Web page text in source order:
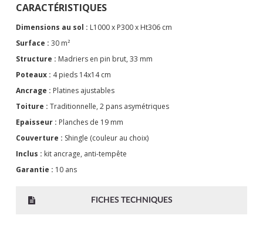
CARACTÉRISTIQUES
Dimensions au sol : L1000 x P300 x Ht306 cm
Surface : 30 m²
Structure : Madriers en pin brut, 33 mm
Poteaux : 4 pieds 14x14 cm
Ancrage : Platines ajustables
Toiture : Traditionnelle, 2 pans asymétriques
Epaisseur : Planches de 19 mm
Couverture : Shingle (couleur au choix)
Inclus : kit ancrage, anti-tempête
Garantie : 10 ans
FICHES TECHNIQUES